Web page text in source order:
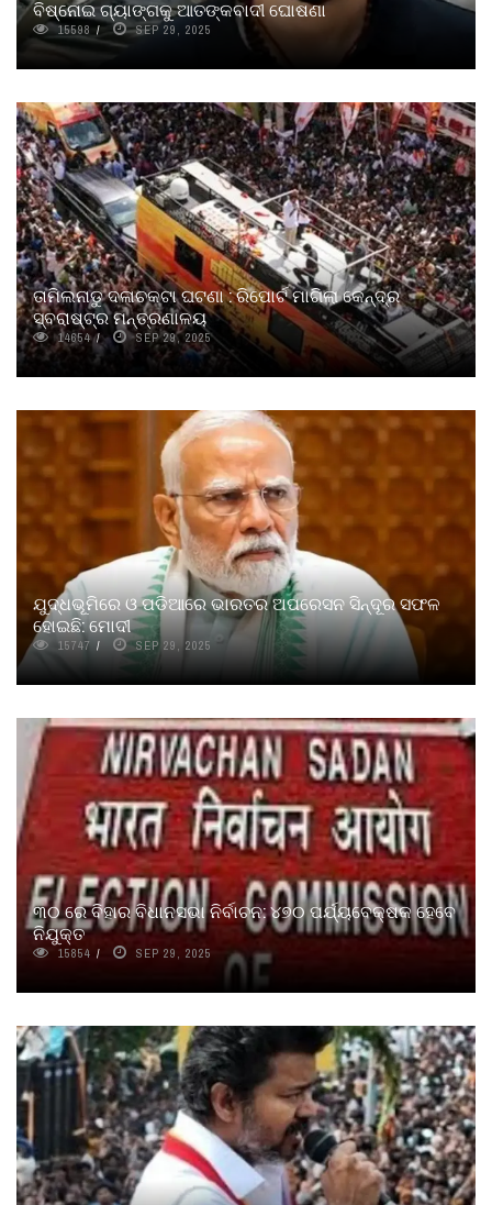
ବିଷ୍ନୋଇ ଗ୍ୟାଙ୍ଗକୁ ଆତଙ୍କବାଦୀ ଘୋଷଣା
15598 SEP 29, 2025
ତାମିଲନାଡୁ ଦଳାଚକଟା ଘଟଣା : ରିପୋର୍ଟ ମାଗିଲା କେନ୍ଦ୍ର
ସ୍ବରାଷ୍ଟ୍ର ମନ୍ତ୍ରଣାଳୟ
14654 SEP 29, 2025
ଯୁଦ୍ଧଭୂମିରେ ଓ ପଡିଆରେ ଭାରତର ଅପରେସନ ସିନ୍ଦୂର ସଫଳ
ହୋଇଛି: ମୋଦୀ
15747 SEP 29, 2025
୩୦ ରେ ବିହାର ବିଧାନସଭା ନିର୍ବାଚନ: ୪୭୦ ପର୍ଯ୍ୟବେକ୍ଷକ ହେବେ
ନିଯୁକ୍ତ
15854 SEP 29, 2025